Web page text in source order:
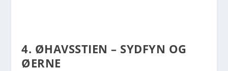
4. ØHAVSSTIEN – SYDFYN OG
ØERNE